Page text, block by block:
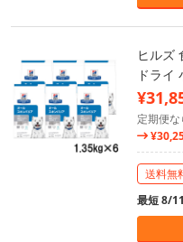
ヒルズ
ドライ
定期便な
送料無
最短 8/